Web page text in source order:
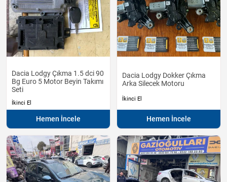
Dacia Lodgy Çıkma 1.5 dci 90
Bg Euro 5 Motor Beyin Takımı
Seti
İkinci El
Hemen İncele
Dacia Lodgy Dokker Çıkma
Arka Silecek Motoru
İkinci El
Hemen İncele